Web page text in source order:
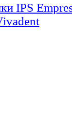
IPS